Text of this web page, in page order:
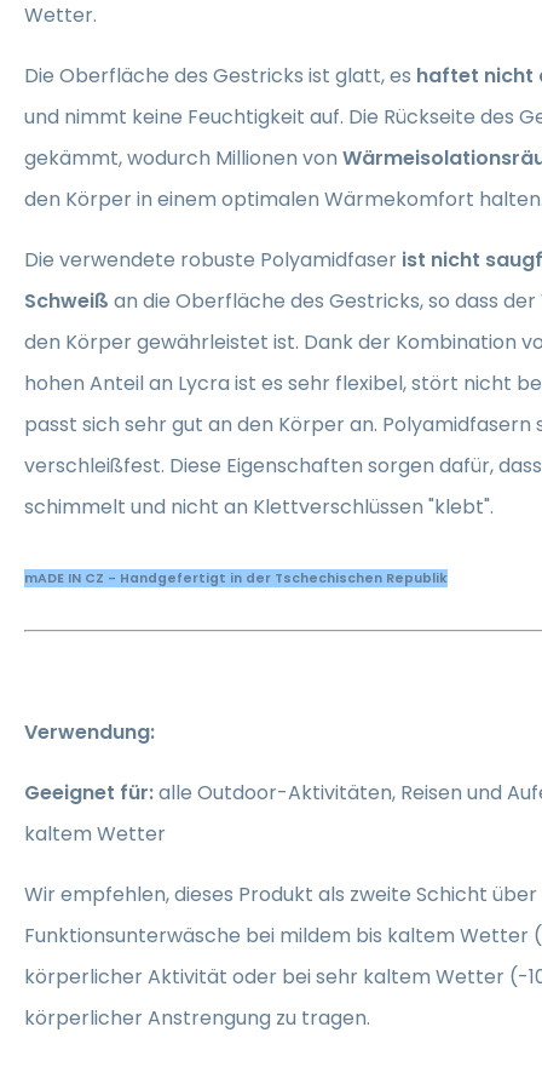
Wetter.
Die Oberfläche des Gestricks ist glatt, es haftet nicht
und nimmt keine Feuchtigkeit auf. Die Rückseite des
gekämmt, wodurch Millionen von
den Körper in einem optimalen Wärmekomfort
Die verwendete robuste Polyamidfaser ist nicht
Schweiß an die Oberfläche des Gestricks, so dass
den Körper gewährleistet ist. Dank der Kombination
hohen Anteil an Lycra ist es sehr flexibel, stört nicht
passt sich sehr gut an den Körper an. Polyamidfasern
verschleißfest. Diese Eigenschaften sorgen dafür,
schimmelt und nicht an Klettverschlüssen "klebt".
mADE IN CZ - Handgefertigt in der Tschechischen Republik
Verwendung:
Geeignet für:alle Outdoor-Aktivitäten, Reisen und
kaltem Wetter
Wir empfehlen, dieses Produkt als zweite Schicht
Funktionsunterwäsche bei mildem bis kaltem Wetter
körperlicher Aktivität oder bei sehr kaltem Wetter (-
körperlicher Anstrengung zu tragen.